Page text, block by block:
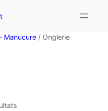
Manucure/ Onglerie